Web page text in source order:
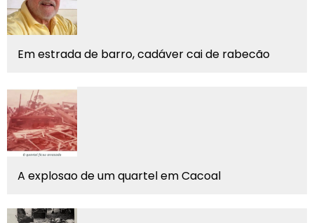
Em estrada de barro, cadáver cai de rabecão
A explosao de um quartel em Cacoal